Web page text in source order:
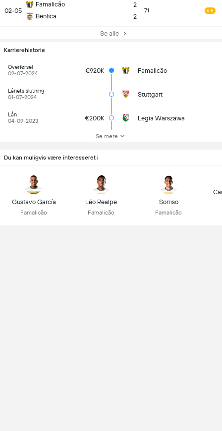
02-05
Famalicão
Benfica
2
2
71 6.5
Se alle
Karrierehistorie
Overførsel
02-07-2024
€920K Famalicão
Lånets slutning
01-07-2024
Stuttgart
Lån
04-09-2023
€200K Legia Warszawa
Se mere
Du kan muligvis være interesseret i
Gustavo García
Famalicão
Léo Realpe
Famalicão
Sorriso
Famalicão